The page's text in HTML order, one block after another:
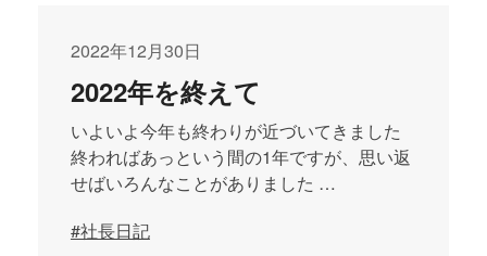
2022年12月30日
2022年を終えて
いよいよ今年も終わりが近づいてきました
終わればあっという間の1年ですが、思い返
せばいろんなことがありました …
#社長日記